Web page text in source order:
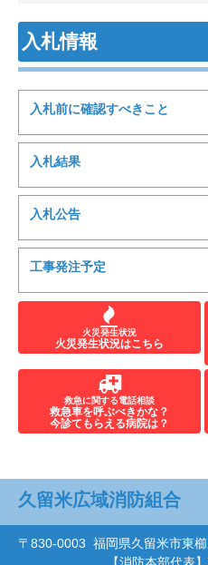
入札情報
入札前に確認すべきこと
入札結果
入札公告
工事発注予定
火災発生状況
火災発生状況はこちら
救急に関する電話相談
救急車を呼ぶべきかな？
今診てもらえる病院は？
久留米広域消防組合
〒830-0003 福岡県久留米市東